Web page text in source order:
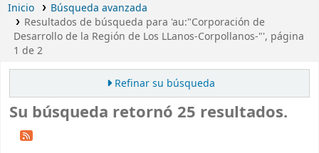
Inicio
Búsqueda avanzada
Resultados de búsqueda para 'au:"Corporación de
Desarrollo de la Región de Los LLanos-Corpollanos-"', página
1 de 2
Refinar su búsqueda
Su búsqueda retornó 25 resultados.